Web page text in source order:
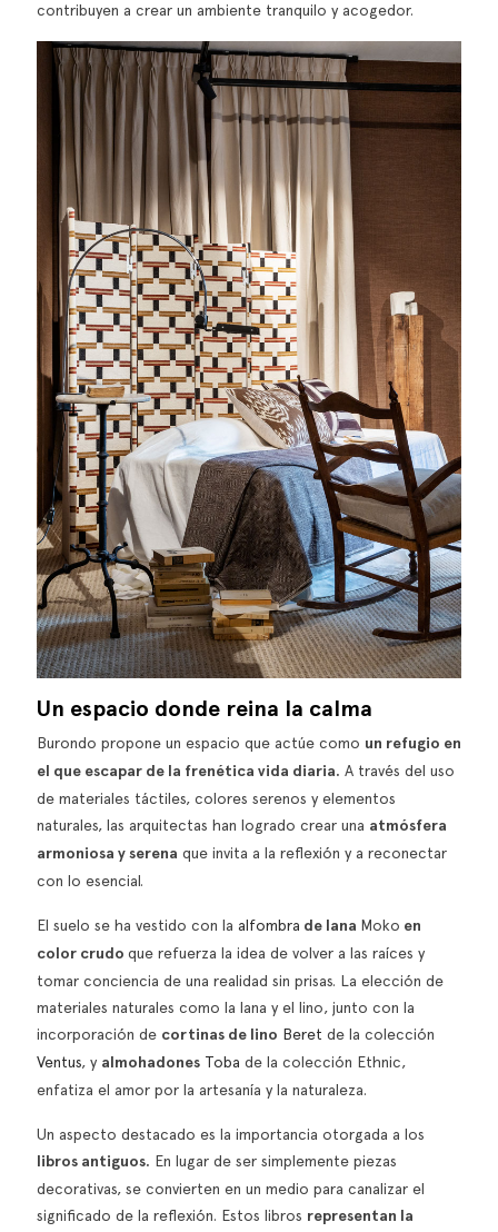
contribuyen a crear un ambiente tranquilo y acogedor.
Un espacio donde reina la calma
Burondo propone un espacio que actúe como un refugio en
el que escapar de la frenética vida diaria. A través del uso
de materiales táctiles, colores serenos y elementos
naturales, las arquitectas han logrado crear una atmósfera
armoniosa y serena que invita a la reflexión y a reconectar
con lo esencial.
El suelo se ha vestido con la alfombra de lana Moko en
color crudo que refuerza la idea de volver a las raíces y
tomar conciencia de una realidad sin prisas. La elección de
materiales naturales como la lana y el lino, junto con la
incorporación de cortinas de lino Beret de la colección
Ventus, y almohadones Toba de la colección Ethnic,
enfatiza el amor por la artesanía y la naturaleza.
Un aspecto destacado es la importancia otorgada a los
libros antiguos. En lugar de ser simplemente piezas
decorativas, se convierten en un medio para canalizar el
significado de la reflexión. Estos libros representan la